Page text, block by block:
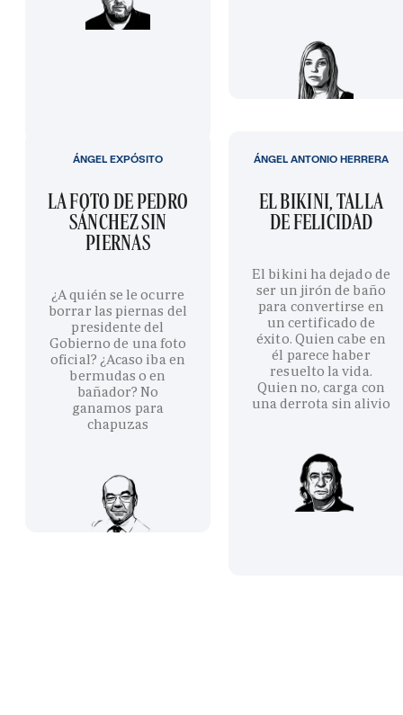
LA FOTO DE PEDRO
SÁNCHEZ SIN
PIERNAS
¿A quién se le ocurre
borrar las piernas del
presidente del
Gobierno de una foto
oficial? ¿Acaso iba en
bermudas o en
bañador? No
ganamos para
chapuzas
ÁNGEL EXPÓSITO
EL BIKINI, TALLA
DE FELICIDAD
El bikini ha dejado de
ser un jirón de baño
para convertirse en
un certificado de
éxito. Quien cabe en
él parece haber
resuelto la vida.
Quien no, carga con
una derrota sin alivio
ÁNGEL ANTONIO HERRERA